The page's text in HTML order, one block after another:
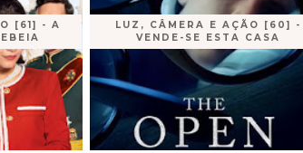
[61] - A
LUZ, CÂMERA E AÇÃO [60] -
VENDE-SE ESTA CASA